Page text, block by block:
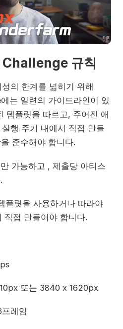
규칙
의 한계를 넓히기 위해
는 일련의 가이드라인이 있
템플릿을 따르고, 주어진 애
행 주기 내에서 직접 만들
준수해야 합니다.
가능하고 , 제출당 아티스
플릿을 사용하거나 따라야
직접 만들어야 합니다.
또는 3840 x 1620px
레임